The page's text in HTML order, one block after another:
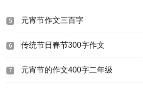
5 元宵节作文三百字
6 传统节日春节300字作文
7 元宵节的作文400字二年级